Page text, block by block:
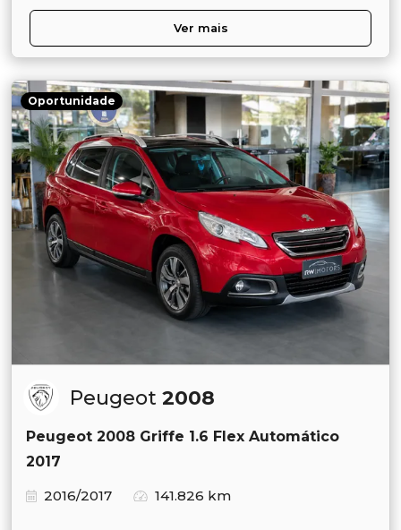
Ver mais
Oportunidade
Peugeot 2008
Peugeot 2008 Griffe 1.6 Flex Automático
2017
2016/2017
141.826 km